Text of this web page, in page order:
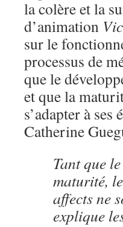
la colère et la
d’animation
sur le
processus de
que le
et que la
s’adapter à
Catherine
Tant que
maturité,
affects ne
explique